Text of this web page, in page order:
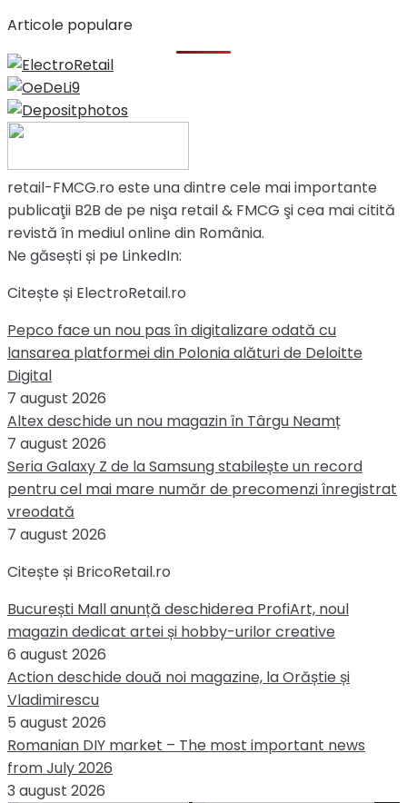
Articole populare
retail-FMCG.ro este una dintre cele mai importante
publicaţii B2B de pe nişa retail & FMCG şi cea mai citită
revistă în mediul online din România.
Ne găsești și pe LinkedIn:
Citește și ElectroRetail.ro
Pepco face un nou pas în digitalizare odată cu
lansarea platformei din Polonia alături de Deloitte
Digital
7 august 2026
Altex deschide un nou magazin în Târgu Neamț
7 august 2026
Seria Galaxy Z de la Samsung stabilește un record
pentru cel mai mare număr de precomenzi înregistrat
vreodată
7 august 2026
Citește și BricoRetail.ro
București Mall anunță deschiderea ProfiArt, noul
magazin dedicat artei și hobby-urilor creative
6 august 2026
Action deschide două noi magazine, la Orăștie și
Vladimirescu
5 august 2026
Romanian DIY market – The most important news
from July 2026
3 august 2026